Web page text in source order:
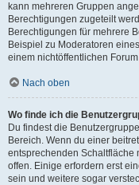
kann mehreren Gruppen
Berechtigungen zugeteilt
Berechtigungen für mehrere
Beispiel zu Moderatoren
einem nichtöffentlichen
Nach oben
Wo finde ich die
Du findest die
Bereich. Wenn du einer
entsprechenden Schaltfläche
offen. Einige erfordern erst
sein und weitere sogar